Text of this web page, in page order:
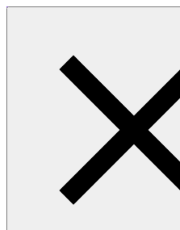
Inicio
Programas
Programas focalizados
Data Science
Curso en Procesamiento